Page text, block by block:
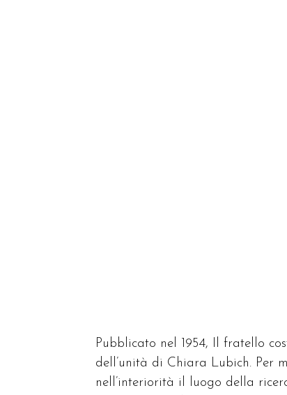
Pubblicato nel 1954, Il fratello
dell’unità di Chiara Lubich. Per
nell’interiorità il luogo della